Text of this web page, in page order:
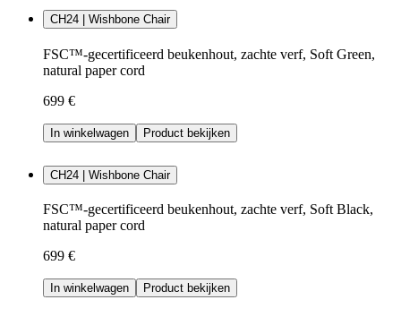
CH24 | Wishbone Chair
FSC™-gecertificeerd beukenhout, zachte verf, Soft Green,
natural paper cord
699 €
In winkelwagen Product bekijken
CH24 | Wishbone Chair
FSC™-gecertificeerd beukenhout, zachte verf, Soft Black,
natural paper cord
699 €
In winkelwagen Product bekijken